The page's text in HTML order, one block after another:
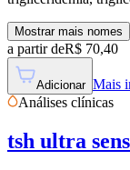
Mostrar mais nomes
a partir deR$ 70,40
Adicionar Mais
Análises clínicas
tsh ultra